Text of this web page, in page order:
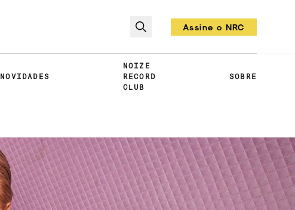
Assine o NRC
NOVIDADES
NOIZE
RECORD
CLUB
SOBRE